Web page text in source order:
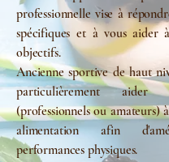
professionnelle vise à
spécifiques et à vous aider
objectifs.
Ancienne sportive de haut
particulièrement aider
(professionnels ou amateurs)
alimentation afin
performances physiques.